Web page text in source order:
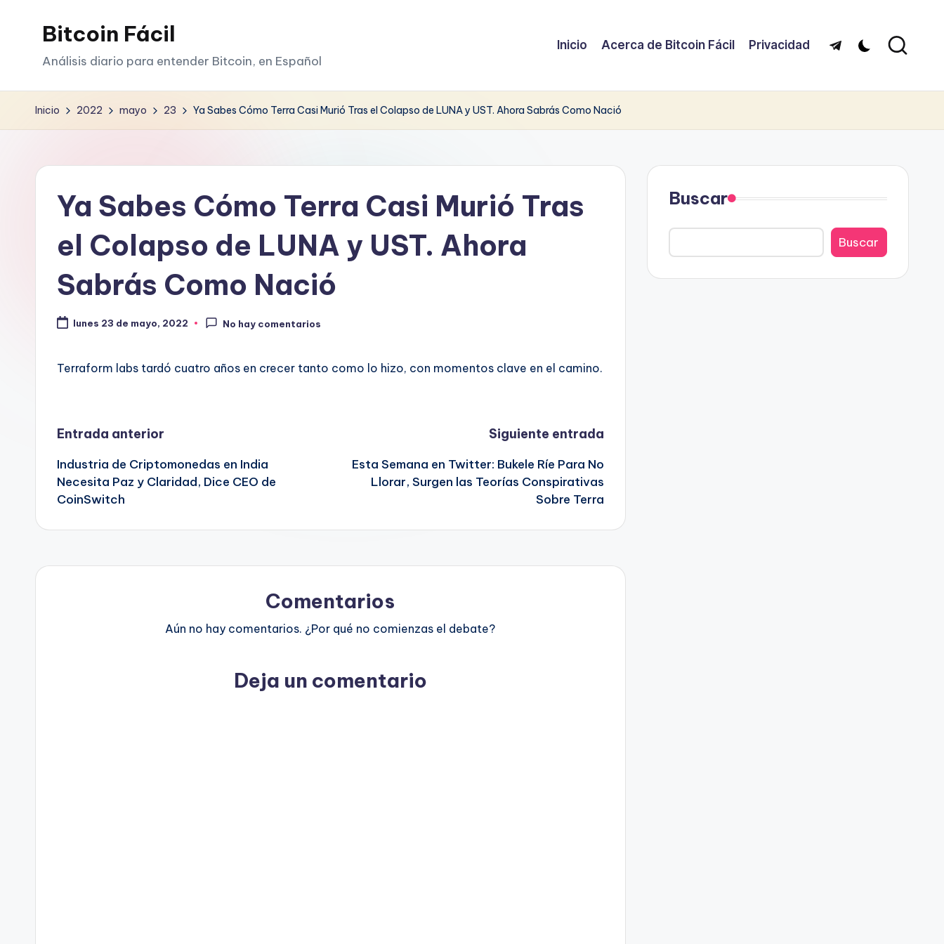
Bitcoin Fácil
Análisis diario para entender Bitcoin, en Español
Inicio Acerca de Bitcoin Fácil Privacidad Telegram
Inicio 2022 mayo 23 Ya Sabes Cómo Terra Casi Murió Tras el Colapso de LUNA y UST. Ahora Sabrás Como Nació
Ya Sabes Cómo Terra Casi Murió Tras
el Colapso de LUNA y UST. Ahora
Sabrás Como Nació
lunes 23 de mayo, 2022 No hay comentarios
Terraform labs tardó cuatro años en crecer tanto como lo hizo, con momentos clave en el camino.
Navegación
de
entradas
Entrada anterior
Industria de Criptomonedas en India
Necesita Paz y Claridad, Dice CEO de
CoinSwitch
Siguiente entrada
Esta Semana en Twitter: Bukele Ríe Para No
Llorar, Surgen las Teorías Conspirativas
Sobre Terra
Comentarios
Aún no hay comentarios. ¿Por qué no comienzas el debate?
Deja un comentario
Buscar
Buscar